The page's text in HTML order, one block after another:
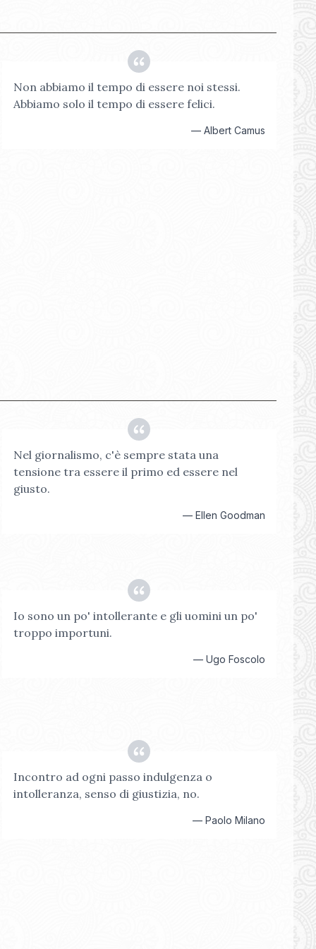
Non abbiamo il tempo di essere noi stessi.
Abbiamo solo il tempo di essere felici.
— Albert Camus
Nel giornalismo, c'è sempre stata una
tensione tra essere il primo ed essere nel
giusto.
— Ellen Goodman
Io sono un po' intollerante e gli uomini un po'
troppo importuni.
— Ugo Foscolo
Incontro ad ogni passo indulgenza o
intolleranza, senso di giustizia, no.
— Paolo Milano